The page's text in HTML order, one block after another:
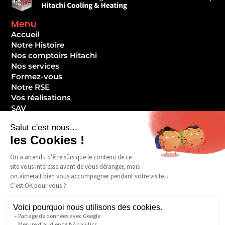
Menu
Accueil
Notre Histoire
Nos comptoirs Hitachi
Nos services
Formez-vous
Notre RSE
Vos réalisations
SAV
Contact